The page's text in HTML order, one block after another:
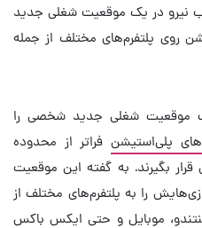
نیرو در یک موقعیت شغلی جدید
روی پلتفرم‌های مختلف از جمله
موقعیت شغلی جدید شخصی را
پلی‌استیشن فراتر از محدوده
بگیرند. به گفته این موقعیت
را به پلتفرم‌های مختلف از
موبایل و حتی ایکس باکس